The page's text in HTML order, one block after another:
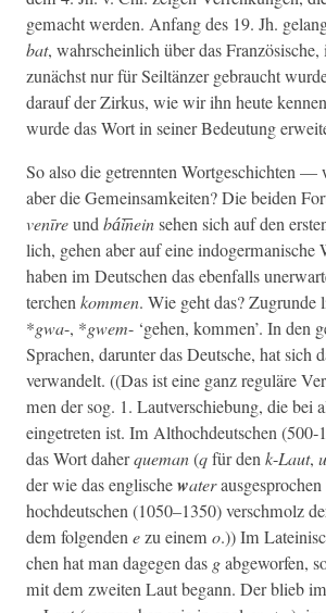
gemacht wer­den. Anfang des 19. Jh.
bat, wahrschein­lich über das
zunächst nur für Seiltänz­er gebraucht
darauf der Zirkus, wie wir ihn heute
wurde das Wort in sein­er Bedeu­tung
So also die getren­nten Wort­geschicht­en —
aber die Gemein­samkeit­en? Die bei­den
venīreundbá͞ineinsehen sich auf den
lich, gehen aber auf eine indoger­man­is­che
haben im Deutschen das eben­falls
terchenkom­men. Wie geht das? Zugrunde
*gwa-, *gwem- ‘gehen, kom­men’. In den
Sprachen, darunter das Deutsche, hat sich
ver­wan­delt. ((Das ist eine ganz reg­uläre
men der sog. 1. Lautver­schiebung, die bei
einge­treten ist. Im Althochdeutschen
das Wort daherque­man(qfür denk-Laut, u
der wie das englis­chewater
hochdeutschen (1050–1350) ver­schmolz
dem fol­gen­denezu einem o.)) Im
chen hat man dage­gen das gabge­wor­fen,
mit dem zweit­en Laut begann. Der blieb